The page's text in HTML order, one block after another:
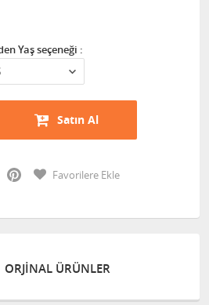
Yaş seçeneği :
Satın Al
Twitter PinterestFavorilere Ekle